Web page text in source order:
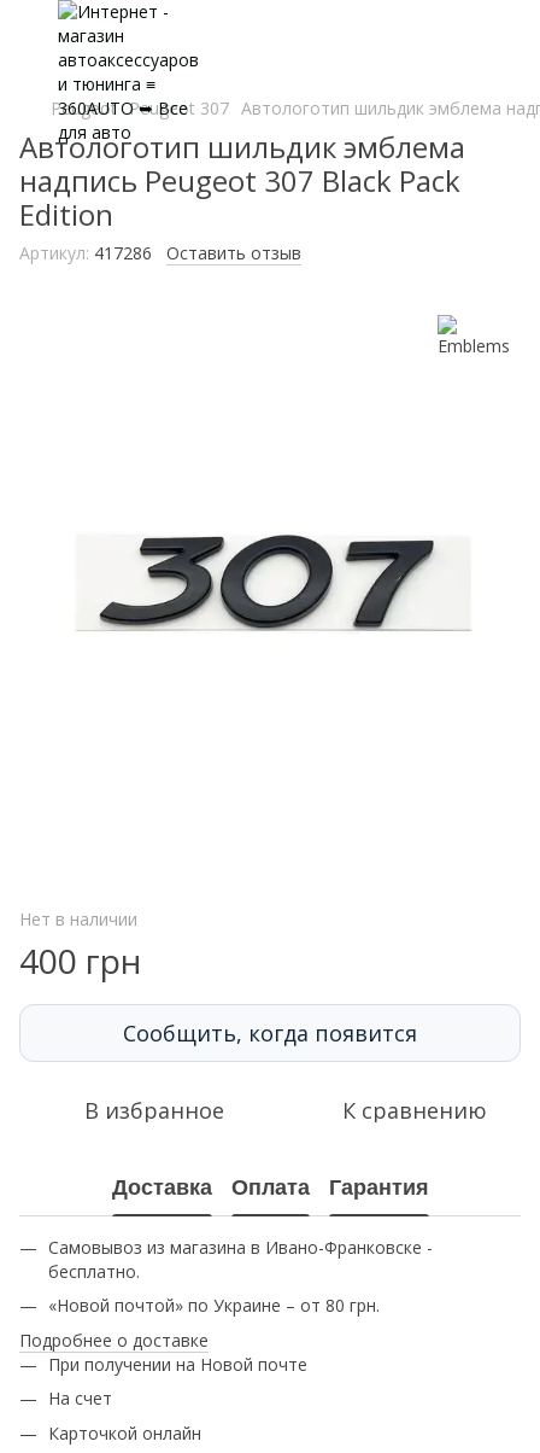
Peugeot Peugeot 307 Автологотип шильдик эмблема
Автологотип шильдик эмблема
надпись Peugeot 307 Black Pack
Edition
Артикул: 417286 Оставить отзыв
Нет в наличии
400 грн
Сообщить, когда появится
В избранное К сравнению
Доставка Оплата Гарантия
Самовывоз из магазина в Ивано-Франковске -
бесплатно.
«Новой почтой» по Украине – от 80 грн.
Подробнее о доставке
При получении на Новой почте
На счет
Карточкой онлайн